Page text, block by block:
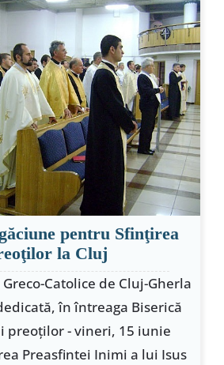
pentru Sfinţirea
la Cluj
Catolice de Cluj-Gherla
în întreaga Biserică
preoţilor - vineri, 15 iunie
Preasfintei Inimi a lui Isus